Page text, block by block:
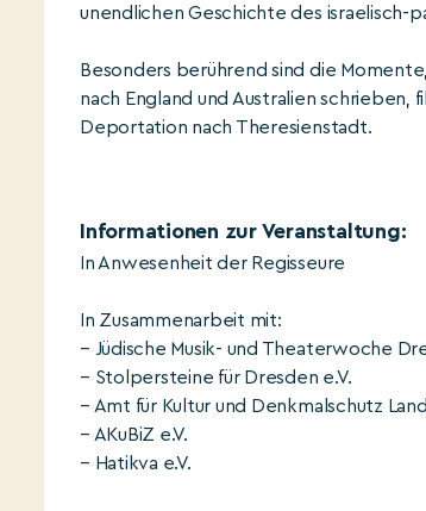
unendlichen Geschichte des israelisch-
Besonders berührend sind die
nach England und Australien schrieben,
Deportation nach Theresienstadt.
Informationen zur Veranstaltung:
In Anwesenheit der Regisseure
In Zusammenarbeit mit:
– Jüdische Musik- und Theaterwoche
– Stolpersteine für Dresden e.V.
– Amt für Kultur und Denkmalschutz
– AKuBiZ e.V.
– Hatikva e.V.